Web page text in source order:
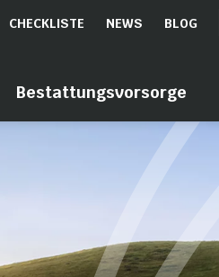
CHECKLISTE NEWS BLOG
Bestattungsvorsorge